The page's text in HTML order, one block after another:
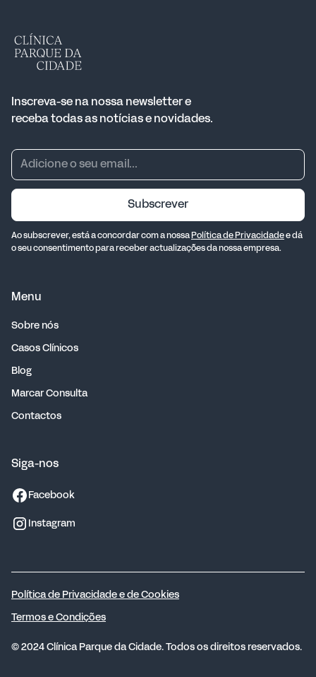
Inscreva-se na nossa newsletter e
receba todas as notícias e novidades.
Subscrever
Ao subscrever, está a concordar com a nossa Política de Privacidadee dá
o seu consentimento para receber actualizações da nossa empresa.
Menu
Sobre nós
Casos Clínicos
Blog
Marcar Consulta
Contactos
Siga-nos
Facebook
Instagram
© 2024 Clínica Parque da Cidade. Todos os direitos reservados.
Política de Privacidade e de Cookies
Termos e Condições